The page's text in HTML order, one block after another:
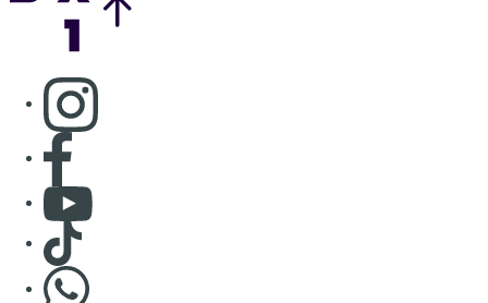
Consulter page Instagram
Consulter page Facebook
Consulter Youtube
Consulter TikTok